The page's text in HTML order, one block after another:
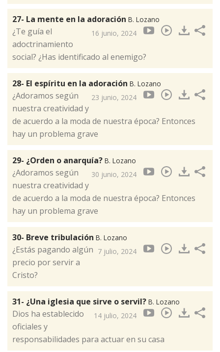
27- La mente en la adoración B. Lozano
16 junio, 2024
¿Te guía el
adoctrinamiento
social? ¿Has identificado al enemigo?
28- El espíritu en la adoración B. Lozano
23 junio, 2024
¿Adoramos según
nuestra creatividad y
de acuerdo a la moda de nuestra época? Entonces
hay un problema grave
29- ¿Orden o anarquía? B. Lozano
30 junio, 2024
¿Adoramos según
nuestra creatividad y
de acuerdo a la moda de nuestra época? Entonces
hay un problema grave
30- Breve tribulación B. Lozano
7 julio, 2024
¿Estás pagando algún
precio por servir a
Cristo?
31- ¿Una iglesia que sirve o servil? B. Lozano
14 julio, 2024
Dios ha establecido
oficiales y
responsabilidades para actuar en su casa